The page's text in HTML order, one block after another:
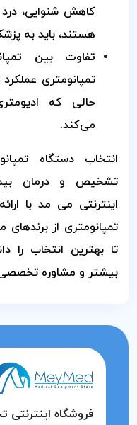
کاهش شنوایی،
هستند، باید به
تفاوت بین
تمپانومتری
حالی که
می‌کند.
انتخاب دستگاه
تشخیص و درمان
اینترنتی می مد با
تمپانومتری از
تا بهترین انتخاب را
بیشتر و مشاوره
فروشگاه اینترنتی